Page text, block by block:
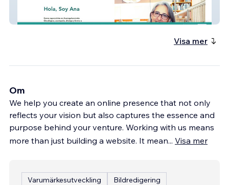
Ana Martínez | Escritora & Referente del
Acompañamiento Oncológico
Visa mer
Om
We help you create an online presence that not only
reflects your vision but also captures the essence and
purpose behind your venture. Working with us means
more than just building a website. It mean... Visa mer
Varumärkesutveckling
Bildredigering